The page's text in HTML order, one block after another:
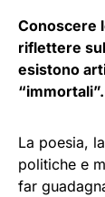
Conoscere
riflettere
esistono
“immortali”.
La poesia,
politiche e
far